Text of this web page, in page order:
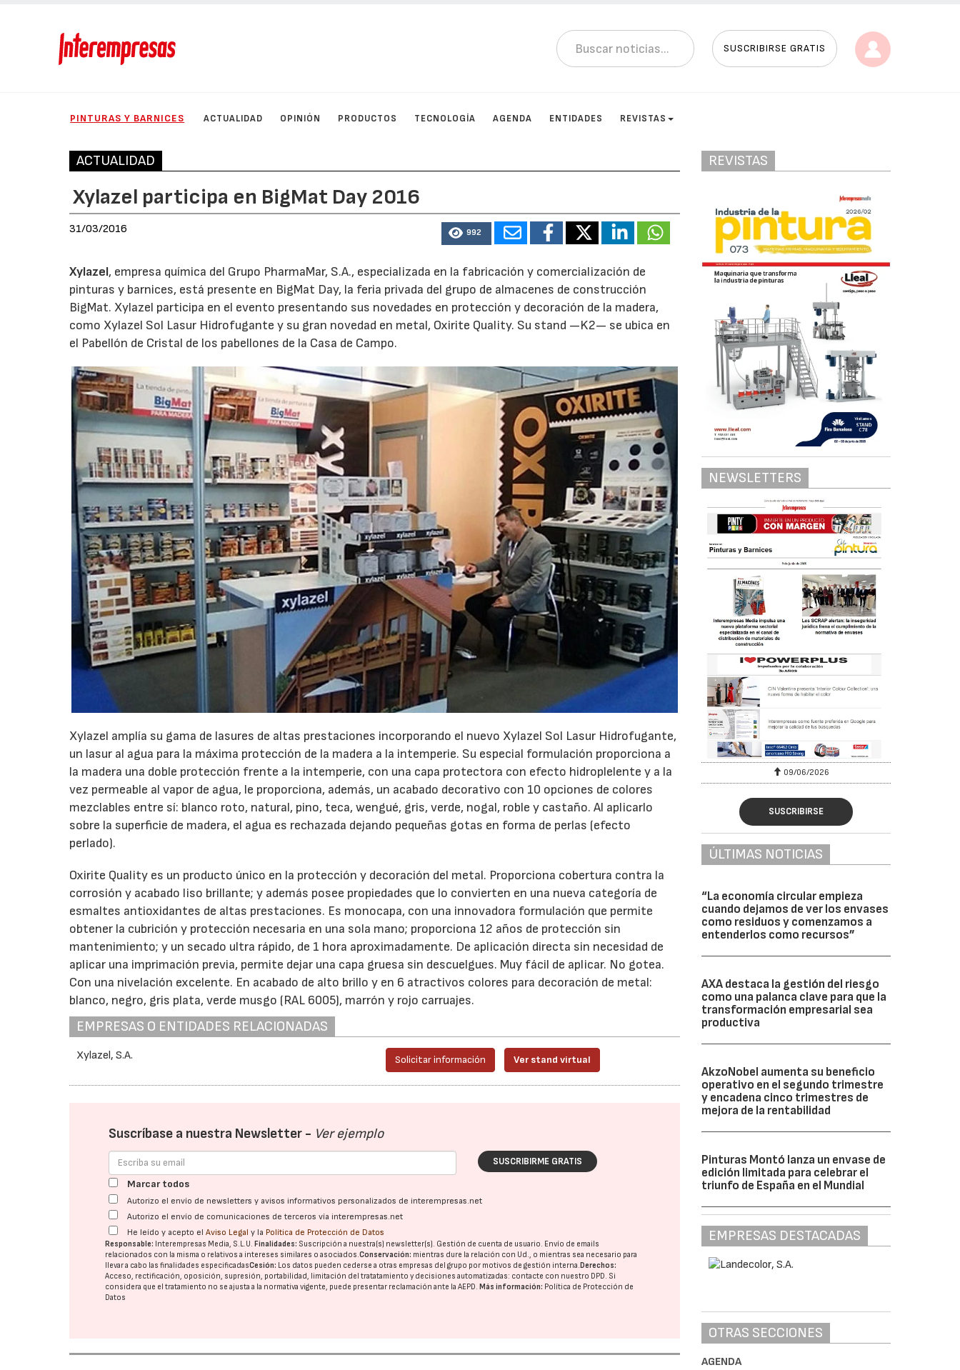
SUSCRIBIRSE GRATIS
PINTURAS Y BARNICES ACTUALIDAD OPINIÓN PRODUCTOS TECNOLOGÍA AGENDA ENTIDADES REVISTAS
ACTUALIDAD
Xylazel participa en BigMat Day 2016
31/03/2016 992
Xylazel, empresa química del Grupo PharmaMar, S.A., especializada en la fabricación y comercialización de
pinturas y barnices, está presente en BigMat Day, la feria privada del grupo de almacenes de construcción
BigMat. Xylazel participa en el evento presentando sus novedades en protección y decoración de la madera,
como Xylazel Sol Lasur Hidrofugante y su gran novedad en metal, Oxirite Quality. Su stand —K2— se ubica en
el Pabellón de Cristal de los pabellones de la Casa de Campo.
Xylazel amplía su gama de lasures de altas prestaciones incorporando el nuevo Xylazel Sol Lasur Hidrofugante,
un lasur al agua para la máxima protección de la madera a la intemperie. Su especial formulación proporciona a
la madera una doble protección frente a la intemperie, con una capa protectora con efecto hidroplelente y a la
vez permeable al vapor de agua, le proporciona, además, un acabado decorativo con 10 opciones de colores
mezclables entre sí: blanco roto, natural, pino, teca, wengué, gris, verde, nogal, roble y castaño. Al aplicarlo
sobre la superficie de madera, el agua es rechazada dejando pequeñas gotas en forma de perlas (efecto
perlado).
Oxirite Quality es un producto único en la protección y decoración del metal. Proporciona cobertura contra la
corrosión y acabado liso brillante; y además posee propiedades que lo convierten en una nueva categoría de
esmaltes antioxidantes de altas prestaciones. Es monocapa, con una innovadora formulación que permite
obtener la cubrición y protección necesaria en una sola mano; proporciona 12 años de protección sin
mantenimiento; y un secado ultra rápido, de 1 hora aproximadamente. De aplicación directa sin necesidad de
aplicar una imprimación previa, permite dejar una capa gruesa sin descuelgues. Muy fácil de aplicar. No gotea.
Con una nivelación excelente. En acabado de alto brillo y en 6 atractivos colores para decoración de metal:
blanco, negro, gris plata, verde musgo (RAL 6005), marrón y rojo carruajes.
EMPRESAS O ENTIDADES RELACIONADAS
Xylazel, S.A. Solicitar información Ver stand virtual
Suscríbase a nuestra Newsletter - Ver ejemplo
SUSCRIBIRME GRATIS
Marcar todos
Autorizo el envío de newsletters y avisos informativos personalizados de interempresas.net
Autorizo el envío de comunicaciones de terceros vía interempresas.net
He leído y acepto elAviso Legal y la Política de Protección de Datos
Responsable: Interempresas Media, S.L.U.Finalidades: Suscripción a nuestra(s) newsletter(s). Gestión de cuenta de usuario. Envío de emails
relacionados con la misma o relativos a intereses similares o asociados.Conservación: mientras dure la relación con Ud., o mientras sea necesario para
llevar a cabo las finalidades especificadasCesión: Los datos pueden cederse a otras empresas del grupo por motivos de gestión interna.Derechos:
Acceso, rectificación, oposición, supresión, portabilidad, limitación del tratatamiento y decisiones automatizadas: contacte con nuestro DPD. Si
considera que el tratamiento no se ajusta a la normativa vigente, puede presentar reclamación ante laAEPD.Más información: Política de Protección de
Datos
REVISTAS
NEWSLETTERS
09/06/2026 14/07/2026 09/06/2026
SUSCRIBIRSE
ÚLTIMAS NOTICIAS
“La economía circular empieza
cuando dejamos de ver los envases
como residuos y comenzamos a
entenderlos como recursos”
AXA destaca la gestión del riesgo
como una palanca clave para que la
transformación empresarial sea
productiva
AkzoNobel aumenta su beneficio
operativo en el segundo trimestre
y encadena cinco trimestres de
mejora de la rentabilidad
Pinturas Montó lanza un envase de
edición limitada para celebrar el
triunfo de España en el Mundial
EMPRESAS DESTACADAS
OTRAS SECCIONES
AGENDA